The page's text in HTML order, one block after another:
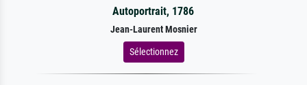
Autoportrait, 1786
Jean-Laurent Mosnier
Sélectionnez